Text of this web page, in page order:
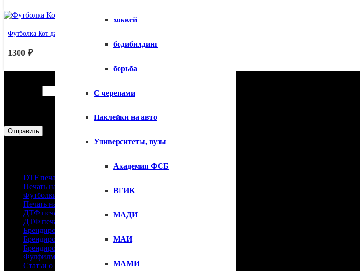
хоккей
бодибилдинг
борьба
С черепами
Наклейки на авто
Университеты, вузы
Академия ФСБ
ВГИК
МАДИ
МАИ
МАМИ
Футболка Кот да винчи
1300 ₽
Отправить
DTF печать в Москве
Печать на футболках оптом
Футболки с логотипом
Печать на детских футболках
ДТФ печать на шопперах
ДТФ печать для маркетплейсов
Брендирование футболок
Брендирование спецодежды
Брендирование спортивной одежды
Фулфилмент
Статьи о футболках